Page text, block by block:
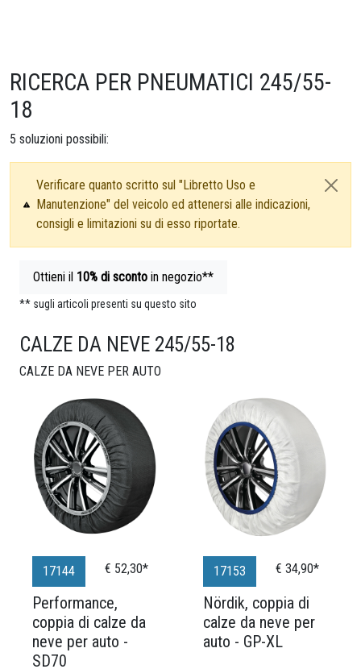
RICERCA PER PNEUMATICI 245/55-
18
5 soluzioni possibili:
Verificare quanto scritto sul "Libretto Uso e
Manutenzione" del veicolo ed attenersi alle indicazioni,
consigli e limitazioni su di esso riportate.
CALZE DA NEVE 245/55-18
CALZE DA NEVE PER AUTO
Ottieni il 10% di sconto in negozio**
** sugli articoli presenti su questo sito
17144 € 52,30*
Performance,
coppia di calze da
neve per auto -
SD70
17153 € 34,90*
Nördik, coppia di
calze da neve per
auto - GP-XL